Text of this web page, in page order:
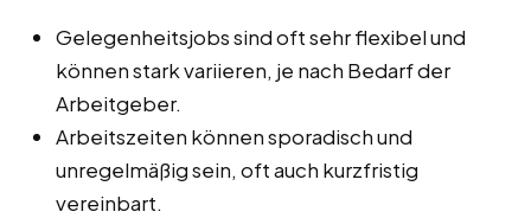
Gelegenheitsjobs sind oft sehr flexibel und
können stark variieren, je nach Bedarf der
Arbeitgeber.
Arbeitszeiten können sporadisch und
unregelmäßig sein, oft auch kurzfristig
vereinbart.